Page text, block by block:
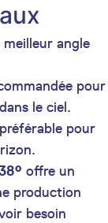
angle
pour
le ciel.
pour
offre un
production
besoin